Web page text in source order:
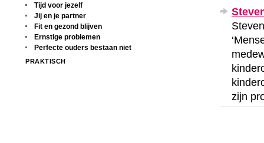
Tijd voor jezelf
Jij en je partner
Fit en gezond blijven
Ernstige problemen
Perfecte ouders bestaan niet
PRAKTISCH
zijn